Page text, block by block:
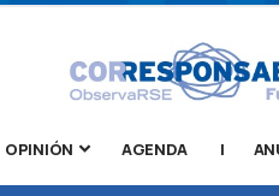
OPINIÓN AGENDA |